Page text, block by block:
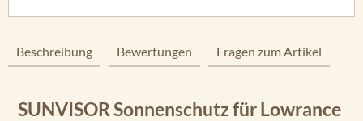
Beschreibung Bewertungen Fragen zum Artikel
SUNVISOR Sonnenschutz für Lowrance